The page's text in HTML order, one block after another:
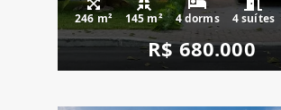
246 m² 145 m² 4 dorms 4 suítes
R$ 680.000